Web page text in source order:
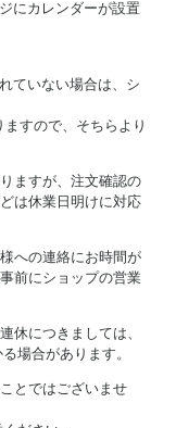
にカレンダーが設置
ていない場合は、シ
すので、そちらより
ますが、注文確認の
は休業日明けに対応
への連絡にお時間が
前にショップの営業
休につきましては、
場合があります。
とではございませ